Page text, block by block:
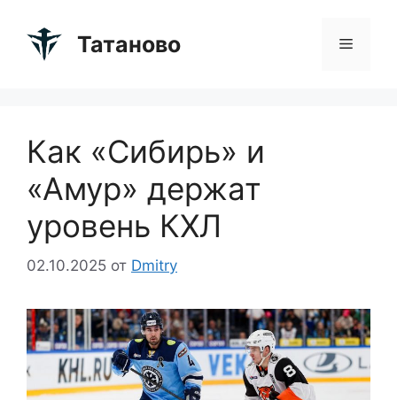
содержимомуТатаново Меню
Как «Сибирь» и
«Амур» держат
уровень КХЛ
02.10.2025 от Dmitry